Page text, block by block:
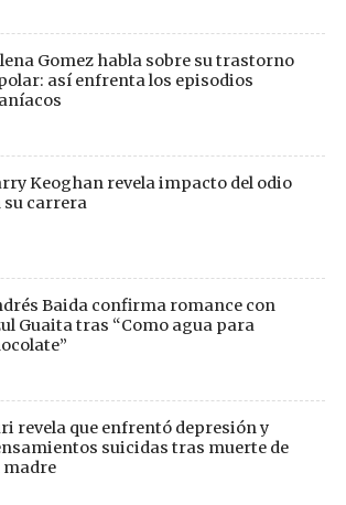
Gomez habla sobre su trastorno
así enfrenta los episodios
Keoghan revela impacto del odio
su carrera
Baida confirma romance con
Guaita tras “Como agua para
revela que enfrentó depresión y
suicidas tras muerte de
madre